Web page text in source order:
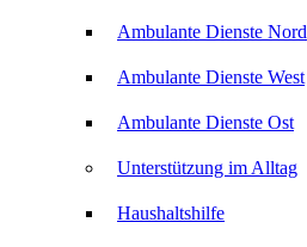
Ambulante Dienste Nord
Ambulante Dienste West
Ambulante Dienste Ost
Unterstützung im Alltag
Haushaltshilfe